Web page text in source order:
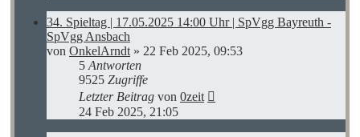
34. Spieltag | 17.05.2025 14:00 Uhr | SpVgg Bayreuth -
SpVgg Ansbach
von OnkelArndt » 22 Feb 2025, 09:53
5 Antworten
9525 Zugriffe
Letzter Beitrag von 0zeit
24 Feb 2025, 21:05